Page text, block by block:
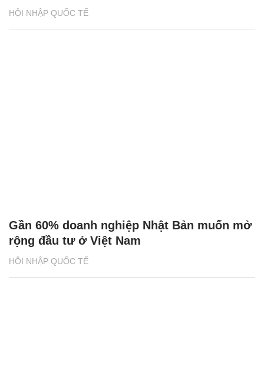
HỘI NHẬP QUỐC TẾ
HỘI NHẬP QUỐC TẾ
Gần 60% doanh nghiệp Nhật Bản muốn mở
rộng đầu tư ở Việt Nam